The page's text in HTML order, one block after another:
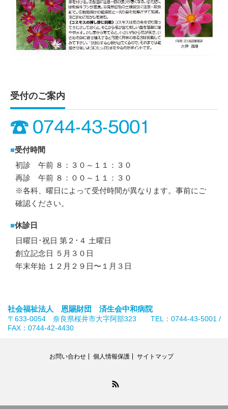
受付のご案内
■受付時間
初診 午前 ８：３０～１１：３０
再診 午前 ８：００～１１：３０
※各科、曜日によって受付時間が異なります。事前にご
確認ください。
■休診日
日曜日･祝日 第２･４ 土曜日
創立記念日 ５月３０日
年末年始 １２月２９日〜１月３日
社会福祉法人 恩賜財団 済生会中和病院
〒633-0054 奈良県桜井市大字阿部323 TEL：0744-43-5001 /
FAX：0744-42-4430
お問い合わせ 個人情報保護 サイトマップ